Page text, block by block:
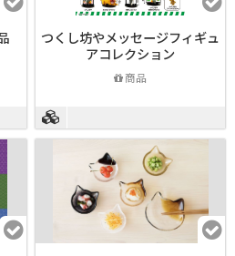
つくし坊やメッセージフィギュ
アコレクション
商品